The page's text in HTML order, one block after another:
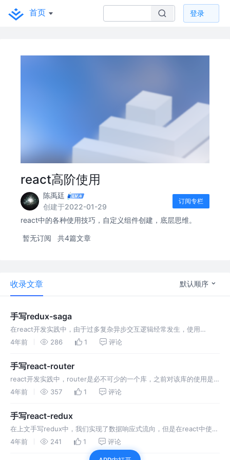
首页 登录
react高阶使用
陈禹廷
创建于2022-01-29
订阅专栏
react中的各种使用技巧，自定义组件创建，底层思维。
暂无订阅 共4篇文章
收录文章 默认顺序
手写redux-saga
在react开发实践中，由于过多复杂异步交互逻辑经常发生，使用
redux-thunk，react-promise，async await等方案实现异步交互，始
4年前 286 1 评论
手写react-router
react开发实践中，router是必不可少的一个库，之前对该库的使用是
一知半解，所以手写一次，加深对该库的理解，学习原理和设计思想
4年前 357 1 评论
手写react-redux
在上文手写redux中，我们实现了数据响应式流向，但是在react中使用
还是过于繁琐了，社区有人为了解决这个问题就写了基于redux数据源
4年前 241 1 评论